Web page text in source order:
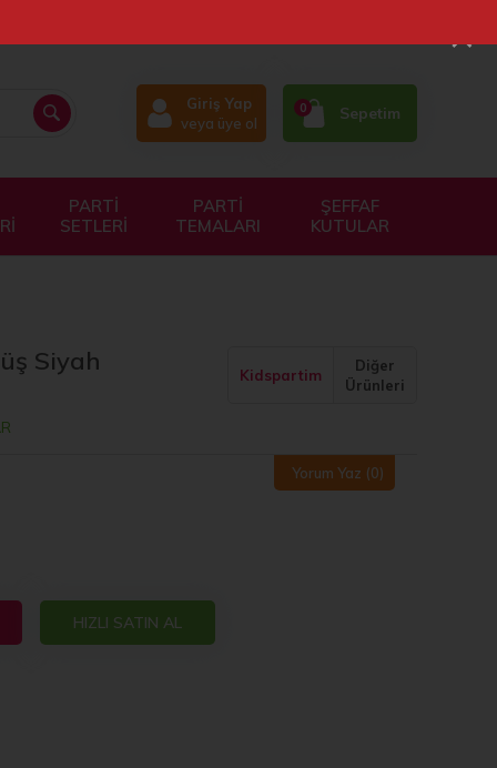
Giriş Yap
veya üye ol
0 Sepetim
PARTİ
SETLERİ
PARTİ
TEMALARI
ŞEFFAF
KUTULAR
Siyah Kidspartim
Diğer
Ürünleri
Yorum Yaz (0)
HIZLI SATIN AL
×